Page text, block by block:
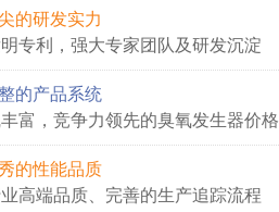
的研发实力
专利，强大专家团队及研发沉淀
的产品系统
富，竞争力领先的臭氧发生器价格
的性能品质
高端品质、完善的生产追踪流程